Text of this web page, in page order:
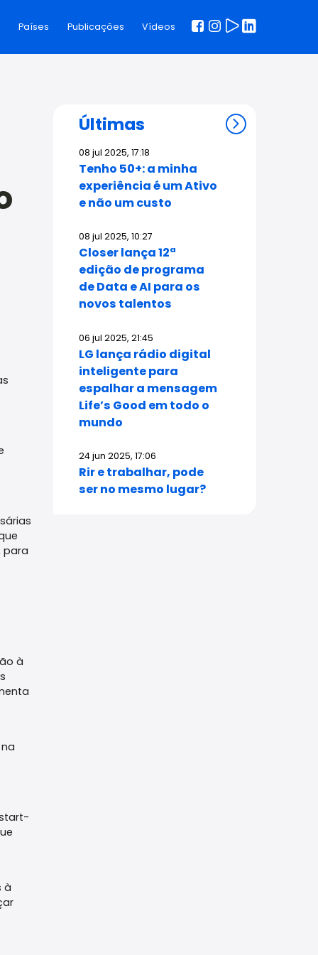
Países Publicações Vídeos
para
à
à
Últimas
08 jul 2025, 17:18
Tenho 50+: a minha
experiência é um Ativo
e não um custo
08 jul 2025, 10:27
Closer lança 12ª
edição de programa
de Data e AI para os
novos talentos
06 jul 2025, 21:45
LG lança rádio digital
inteligente para
espalhar a mensagem
Life’s Good em todo o
mundo
24 jun 2025, 17:06
Rir e trabalhar, pode
ser no mesmo lugar?